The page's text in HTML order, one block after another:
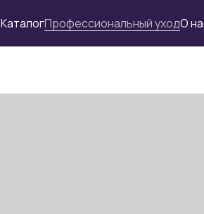
КаталогПрофессиональный уходО